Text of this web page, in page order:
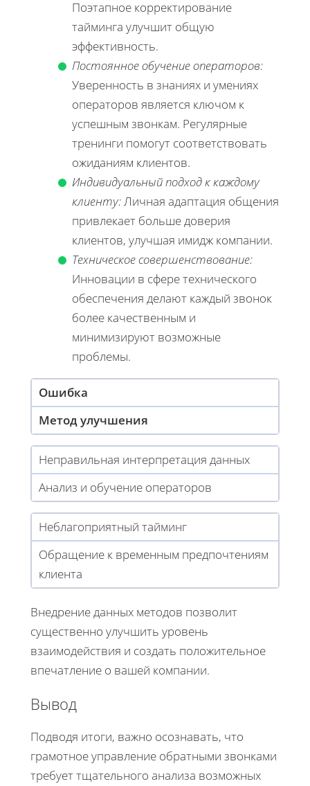
Поэтапное корректирование
тайминга улучшит общую
эффективность.
Постоянное обучение операторов:
Уверенность в знаниях и умениях
операторов является ключом к
успешным звонкам. Регулярные
тренинги помогут соответствовать
ожиданиям клиентов.
Индивидуальный подход к каждому
клиенту:Личная адаптация общения
привлекает больше доверия
клиентов, улучшая имидж компании.
Техническое совершенствование:
Инновации в сфере технического
обеспечения делают каждый звонок
более качественным и
минимизируют возможные
проблемы.
Ошибка
Метод улучшения
Неправильная интерпретация данных
Анализ и обучение операторов
Неблагоприятный тайминг
Обращение к временным предпочтениям
клиента
Внедрение данных методов позволит
существенно улучшить уровень
взаимодействия и создать положительное
впечатление о вашей компании.
Вывод
Подводя итоги, важно осознавать, что
грамотное управление обратными звонками
требует тщательного анализа возможных